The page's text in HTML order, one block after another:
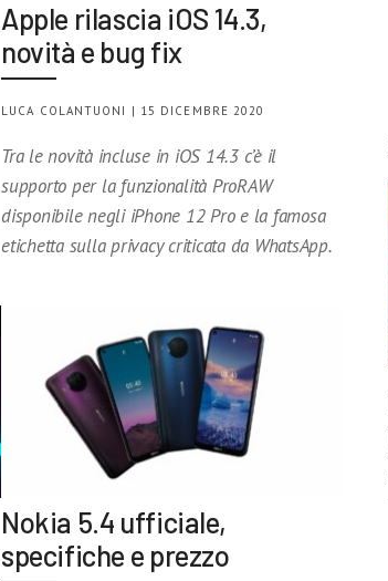
Apple rilascia iOS 14.3,
novità e bug fix
LUCA COLANTUONI | 15 DICEMBRE 2020
Tra le novità incluse in iOS 14.3 c’è il
supporto per la funzionalità ProRAW
disponibile negli iPhone 12 Pro e la famosa
etichetta sulla privacy criticata da WhatsApp.
Nokia 5.4 ufficiale,
specifiche e prezzo